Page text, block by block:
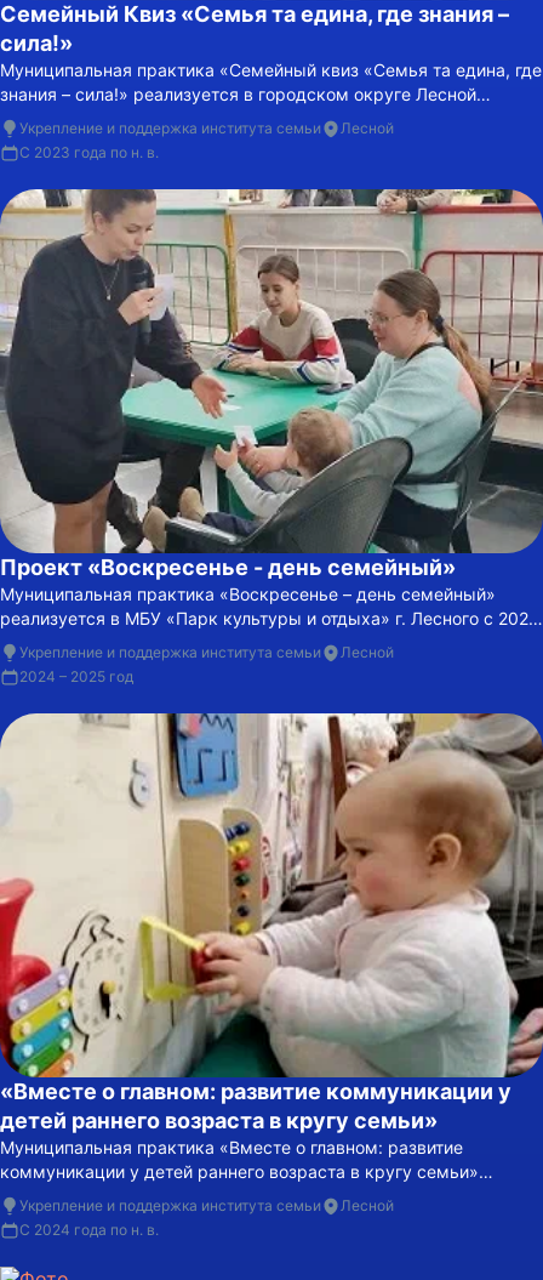
Семейный Квиз «Семья та едина, где знания –
сила!»
Муниципальная практика «Семейный квиз «Семья та едина, где
знания – сила!» реализуется в городском округе Лесной
Свердловской области с 2023 года и стала новой формой
интеллектуально-развлекательного досуга для семей.
Укрепление и поддержка института семьи
Лесной
С 2023 года по н. в.
Проект «Воскресенье - день семейный»
Муниципальная практика «Воскресенье – день семейный»
реализуется в МБУ «Парк культуры и отдыха» г. Лесного с 2024
года и направлена на организацию регулярного семейного
досуга.
Укрепление и поддержка института семьи
Лесной
2024 – 2025 год
«Вместе о главном: развитие коммуникации у
детей раннего возраста в кругу семьи»
Муниципальная практика «Вместе о главном: развитие
коммуникации у детей раннего возраста в кругу семьи»
реализуется в городском округе Лесной с 2024 года.
Укрепление и поддержка института семьи
Лесной
С 2024 года по н. в.